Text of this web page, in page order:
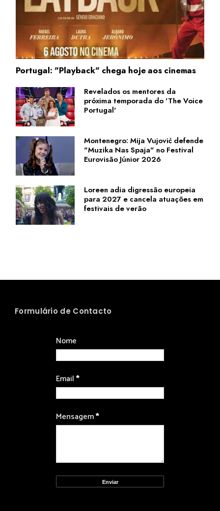
Portugal: "Playback" chega hoje aos cinemas
Revelados os mentores da
próxima temporada do 'The Voice
Portugal'
Montenegro: Mija Vujović defende
"Muzika Nas Spaja" no Festival
Eurovisão Júnior 2026
Loreen adia digressão europeia
para 2027 e cancela atuações em
festivais de verão
Formulário de Contacto
Nome
Email*
Mensagem*